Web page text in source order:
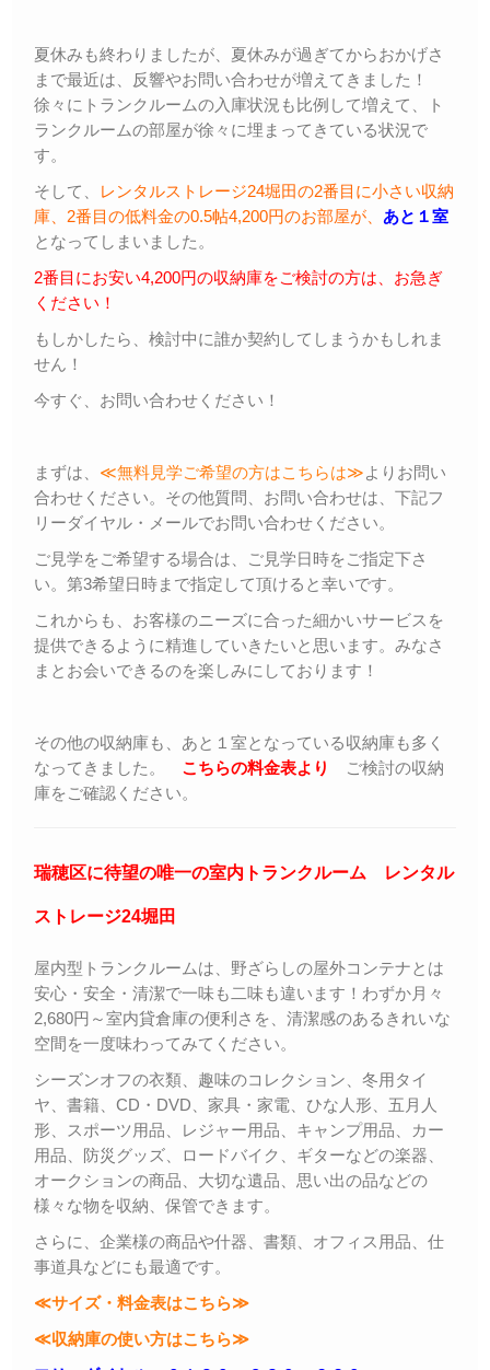
夏休みも終わりましたが、夏休みが過ぎてからおかげさ
まで最近は、反響やお問い合わせが増えてきました！
徐々にトランクルームの入庫状況も比例して増えて、ト
ランクルームの部屋が徐々に埋まってきている状況で
す。
そして、
レンタルストレージ24堀田の2番目に小さい収納
庫、2番目の低料金の0.5帖4,200円のお部屋が、 あと１室
となってしまいました。
2番目にお安い4,200円の収納庫をご検討の方は、お急ぎ
ください！
もしかしたら、検討中に誰か契約してしまうかもしれま
せん！
今すぐ、お問い合わせください！
まずは、 ≪無料見学ご希望の方はこちらは≫よりお問い
合わせください。その他質問、お問い合わせは、下記フ
リーダイヤル・メールでお問い合わせください。
ご見学をご希望する場合は、ご見学日時をご指定下さ
い。第3希望日時まで指定して頂けると幸いです。
これからも、お客様のニーズに合った細かいサービスを
提供できるように精進していきたいと思います。みなさ
まとお会いできるのを楽しみにしております！
その他の収納庫も、あと１室となっている収納庫も多く
なってきました。 こちらの料金表より
ご検討の収納
庫をご確認ください。
瑞穂区に待望の唯一の室内トランクルーム レンタル
ストレージ24堀田
屋内型トランクルームは、野ざらしの屋外コンテナとは
安心・安全・清潔で一味も二味も違います！わずか月々
2,680円～室内貸倉庫の便利さを、清潔感のあるきれいな
空間を一度味わってみてください。
シーズンオフの衣類、趣味のコレクション、冬用タイ
ヤ、書籍、CD・DVD、家具・家電、ひな人形、五月人
形、スポーツ用品、レジャー用品、キャンプ用品、カー
用品、防災グッズ、ロードバイク、ギターなどの楽器、
オークションの商品、大切な遺品、思い出の品などの
様々な物を収納、保管できます。
さらに、企業様の商品や什器、書類、オフィス用品、仕
事道具などにも最適です。
≪サイズ・料金表はこちら≫
≪収納庫の使い方はこちら≫